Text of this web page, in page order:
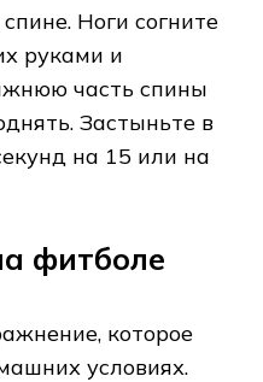
Ноги согните
руками и
часть спины
Застыньте в
на 15 или на
фитболе
которое
условиях.